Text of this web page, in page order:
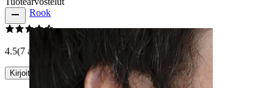
Rook
4.5(7 arvostelua)
Kirjoita arvostelu